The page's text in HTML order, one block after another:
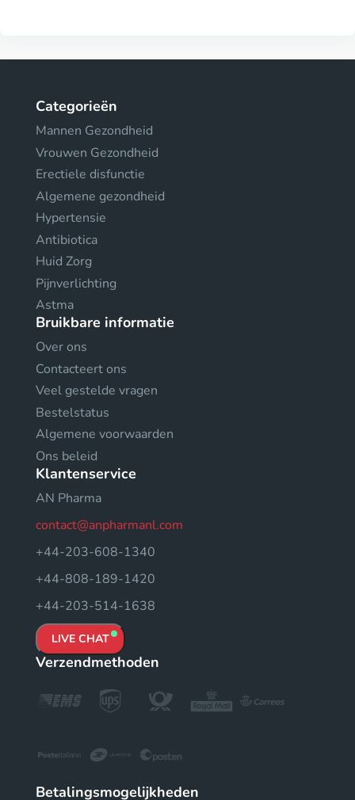
Categorieën
Mannen Gezondheid
Vrouwen Gezondheid
Erectiele disfunctie
Algemene gezondheid
Hypertensie
Antibiotica
Huid Zorg
Pijnverlichting
Astma
Bruikbare informatie
Over ons
Contacteert ons
Veel gestelde vragen
Bestelstatus
Algemene voorwaarden
Ons beleid
Klantenservice
AN Pharma
contact@anpharmanl.com
+44-203-608-1340
+44-808-189-1420
+44-203-514-1638
LIVE CHAT
Verzendmethoden
Betalingsmogelijkheden